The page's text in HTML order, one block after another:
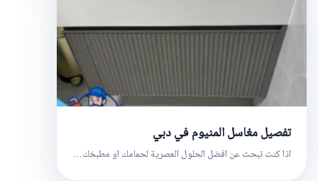
تفصيل مغاسل المنيوم في دبي
اذا كنت تبحث عن افضل الحلول العصرية لحمامك او مطبخك…